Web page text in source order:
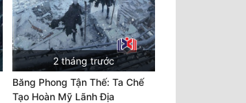
2 tháng trước
Băng Phong Tận Thế: Ta Chế
Tạo Hoàn Mỹ Lãnh Địa